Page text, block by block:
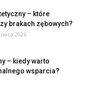
– które
brakach zębowych?
2026
– kiedy warto
wsparcia?